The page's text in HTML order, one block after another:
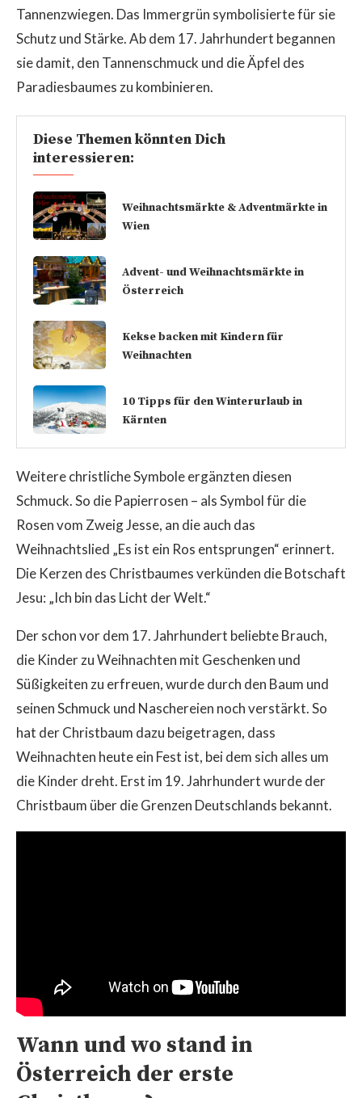
Tannenzwiegen. Das Immergrün symbolisierte für sie
Schutz und Stärke. Ab dem 17. Jahrhundert begannen
sie damit, den Tannenschmuck und die Äpfel des
Paradiesbaumes zu kombinieren.
Diese Themen könnten Dich
interessieren:
Weihnachtsmärkte & Adventmärkte in
Wien
Advent- und Weihnachtsmärkte in
Österreich
Kekse backen mit Kindern für
Weihnachten
10 Tipps für den Winterurlaub in
Kärnten
Weitere christliche Symbole ergänzten diesen
Schmuck. So die Papierrosen – als Symbol für die
Rosen vom Zweig Jesse, an die auch das
Weihnachtslied „Es ist ein Ros entsprungen“ erinnert.
Die Kerzen des Christbaumes verkünden die Botschaft
Jesu: „Ich bin das Licht der Welt.“
Der schon vor dem 17. Jahrhundert beliebte Brauch,
die Kinder zu Weihnachten mit Geschenken und
Süßigkeiten zu erfreuen, wurde durch den Baum und
seinen Schmuck und Naschereien noch verstärkt. So
hat der Christbaum dazu beigetragen, dass
Weihnachten heute ein Fest ist, bei dem sich alles um
die Kinder dreht. Erst im 19. Jahrhundert wurde der
Christbaum über die Grenzen Deutschlands bekannt.
Wann und wo stand in
Österreich der erste